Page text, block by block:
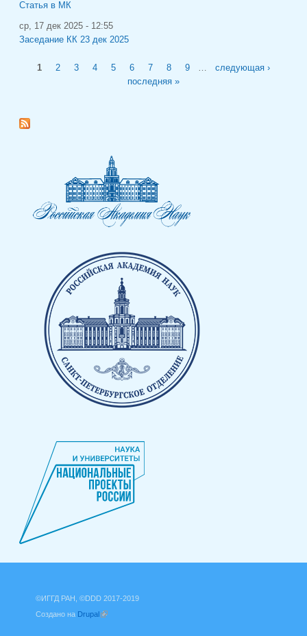
Статья в МК
ср, 17 дек 2025 - 12:55
Заседание КК 23 дек 2025
Страницы
1 2 3 4 5 6 7 8 9 …
следующая ›
последняя »
©ИГГД РАН, ©DDD 2017-2019
Создано на Drupal